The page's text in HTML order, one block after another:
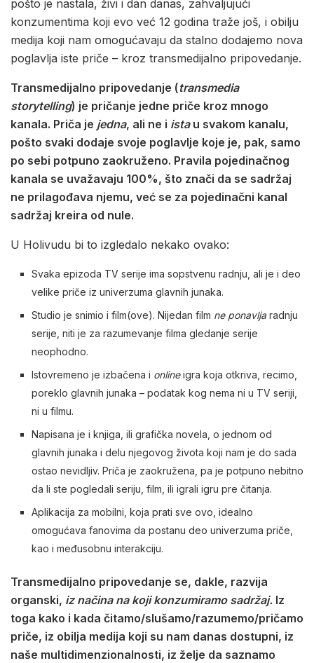
pošto je nastala, živi i dan danas, zahvaljujući
konzumentima koji evo već 12 godina traže još, i obilju
medija koji nam omogućavaju da stalno dodajemo nova
poglavlja iste priče – kroz transmedijalno pripovedanje.
Transmedijalno pripovedanje (transmedia
storytelling) je pričanje jedne priče kroz mnogo
kanala. Priča je jedna, ali ne i istau svakom kanalu,
pošto svaki dodaje svoje poglavlje koje je, pak, samo
po sebi potpuno zaokruženo. Pravila pojedinačnog
kanala se uvažavaju 100%, što znači da se sadržaj
ne prilagođava njemu, već se za pojedinačni kanal
sadržaj kreira od nule.
U Holivudu bi to izgledalo nekako ovako:
Svaka epizoda TV serije ima sopstvenu radnju, ali je i deo
velike priče iz univerzuma glavnih junaka.
Studio je snimio i film(ove). Nijedan film ne ponavljaradnju
serije, niti je za razumevanje filma gledanje serije
neophodno.
Istovremeno je izbačena i onlineigra koja otkriva, recimo,
poreklo glavnih junaka – podatak kog nema ni u TV seriji,
ni u filmu.
Napisana je i knjiga, ili grafička novela, o jednom od
glavnih junaka i delu njegovog života koji nam je do sada
ostao nevidljiv. Priča je zaokružena, pa je potpuno nebitno
da li ste pogledali seriju, film, ili igrali igru pre čitanja.
Aplikacija za mobilni, koja prati sve ovo, idealno
omogućava fanovima da postanu deo univerzuma priče,
kao i međusobnu interakciju.
Transmedijalno pripovedanje se, dakle, razvija
organski, iz načina na koji konzumiramo sadržaj. Iz
toga kako i kada čitamo/slušamo/razumemo/pričamo
priče, iz obilja medija koji su nam danas dostupni, iz
naše multidimenzionalnosti, iz želje da saznamo